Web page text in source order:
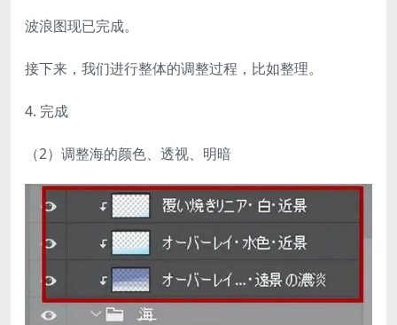
波浪图现已完成。
接下来，我们进行整体的调整过程，比如整理。
4. 完成
（2）调整海的颜色、透视、明暗